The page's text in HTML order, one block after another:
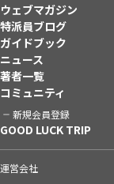
ウェブマガジン
特派員ブログ
ガイドブック
ニュース
著者一覧
コミュニティ
新規会員登録
GOOD LUCK TRIP
運営会社